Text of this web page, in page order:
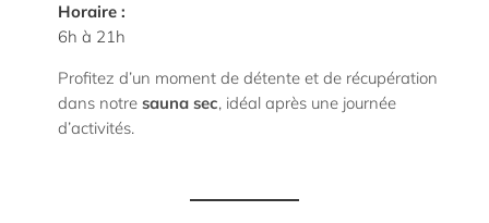
Horaire :
6h à 21h
Profitez d’un moment de détente et de récupération
dans notre sauna sec, idéal après une journée
d’activités.